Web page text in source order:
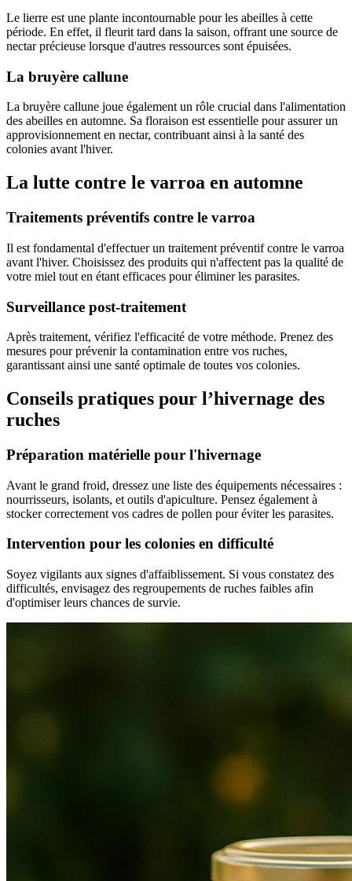
Le lierre est une plante incontournable pour les abeilles à cette
période. En effet, il fleurit tard dans la saison, offrant une source de
nectar précieuse lorsque d'autres ressources sont épuisées.
La bruyère callune
La bruyère callune joue également un rôle crucial dans l'alimentation
des abeilles en automne. Sa floraison est essentielle pour assurer un
approvisionnement en nectar, contribuant ainsi à la santé des
colonies avant l'hiver.
La lutte contre le varroa en automne
Traitements préventifs contre le varroa
Il est fondamental d'effectuer un traitement préventif contre le varroa
avant l'hiver. Choisissez des produits qui n'affectent pas la qualité de
votre miel tout en étant efficaces pour éliminer les parasites.
Surveillance post-traitement
Après traitement, vérifiez l'efficacité de votre méthode. Prenez des
mesures pour prévenir la contamination entre vos ruches,
garantissant ainsi une santé optimale de toutes vos colonies.
Conseils pratiques pour l’hivernage des
ruches
Préparation matérielle pour l'hivernage
Avant le grand froid, dressez une liste des équipements nécessaires :
nourrisseurs, isolants, et outils d'apiculture. Pensez également à
stocker correctement vos cadres de pollen pour éviter les parasites.
Intervention pour les colonies en difficulté
Soyez vigilants aux signes d'affaiblissement. Si vous constatez des
difficultés, envisagez des regroupements de ruches faibles afin
d'optimiser leurs chances de survie.